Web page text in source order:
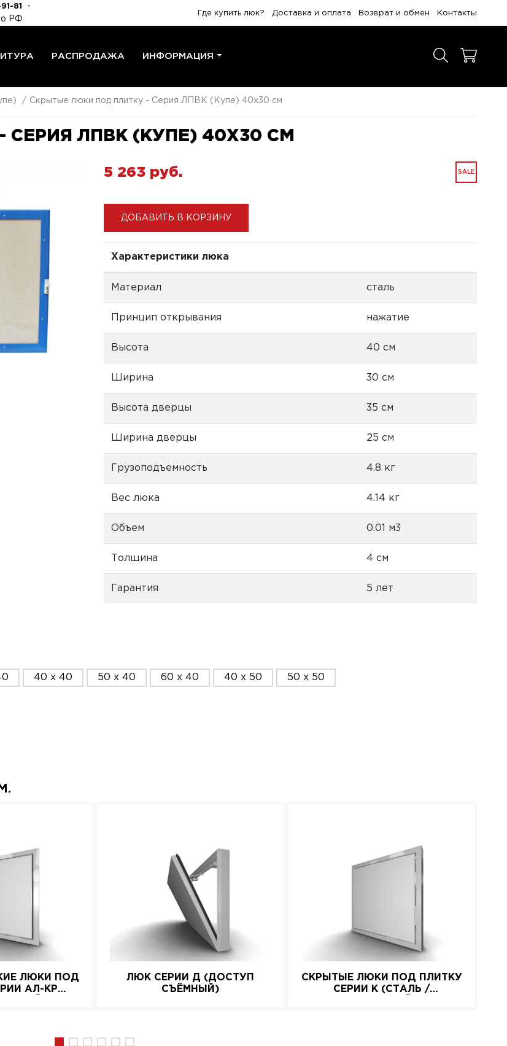
81
-
РФ
Где купить люк? Доставка и оплата Возврат и обмен Контакты
РАСПРОДАЖА ИНФОРМАЦИЯ
Скрытые люки под плитку - Серия ЛПВК (Купе) 40x30 см
ЛПВК (КУПЕ) 40X30 СМ
5 263 pуб. SALE
ДОБАВИТЬ В КОРЗИНУ
Характеристики люка
Материал сталь
Принцип открывания нажатие
Высота 40 см
Ширина 30 см
Высота дверцы 35 см
Ширина дверцы 25 см
Грузоподъемность 4.8 кг
Вес люка 4.14 кг
Объем 0.01 м3
Толщина 4 см
Гарантия 5 лет
40 x 40 50 x 40 60 x 40 40 x 50 50 x 50
ЛЮКИ ПОД
АЛ-КР
ЛЮК СЕРИИ Д (ДОСТУП
СЪЁМНЫЙ)
СКРЫТЫЕ ЛЮКИ ПОД ПЛИТКУ
СЕРИИ K (СТАЛЬ /